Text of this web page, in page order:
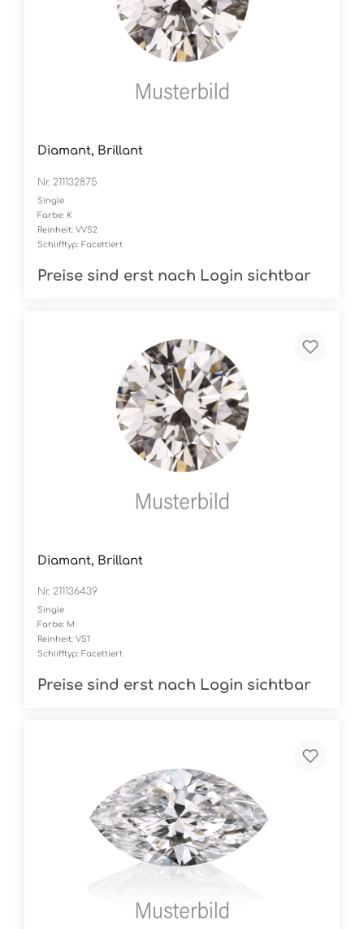
Diamant, Brillant
Nr. 211132875
Single
Farbe: K
Reinheit: VVS2
Schlifftyp: Facettiert
Preise sind erst nach Login sichtbar
Diamant, Brillant
Nr. 211136439
Single
Farbe: M
Reinheit: VS1
Schlifftyp: Facettiert
Preise sind erst nach Login sichtbar